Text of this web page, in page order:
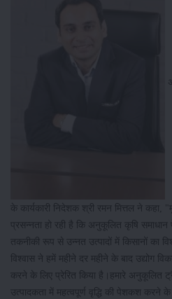
के कार्यकारी निदेशक श्री रमन मित्तल ने कहा,
प्रसन्नता हो रही है कि अनुकूलित कृषि
तकनीकी रूप से उन्नत उत्पादों में किसानों का
विश्वास ने हमें महीने दर महीने के बाद उद्योग
करने के लिए प्रेरित किया है।हमारे अनुकूलित
उत्पादकता में महत्वपूर्ण वृद्धि की पेशकश करने